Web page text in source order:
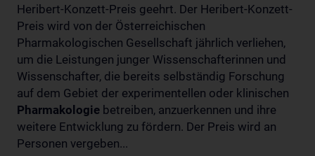
Heribert-Konzett-Preis geehrt. Der Heribert-Konzett-
Preis wird von der Österreichischen
Pharmakologischen Gesellschaft jährlich verliehen,
um die Leistungen junger Wissenschafterinnen und
Wissenschafter, die bereits selbständig Forschung
auf dem Gebiet der experimentellen oder klinischen
Pharmakologie betreiben, anzuerkennen und ihre
weitere Entwicklung zu fördern. Der Preis wird an
Personen vergeben...